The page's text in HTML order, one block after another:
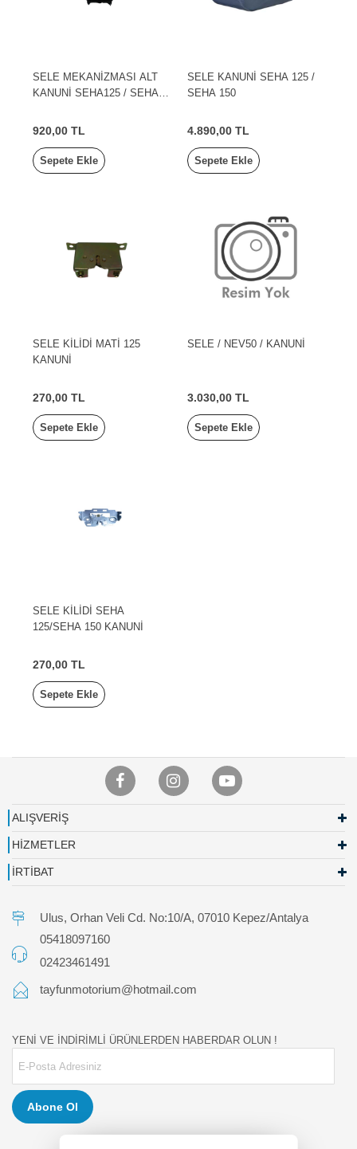
SELE MEKANİZMASI ALT
KANUNİ SEHA125 / SEHA
920,00 TL
Sepete Ekle
SELE KANUNİ SEHA 125 /
SEHA 150
4.890,00 TL
Sepete Ekle
SELE KİLİDİ MATİ 125
KANUNİ
270,00 TL
Sepete Ekle
SELE / NEV50 / KANUNİ
3.030,00 TL
Sepete Ekle
SELE KİLİDİ SEHA
125/SEHA 150 KANUNİ
270,00 TL
Sepete Ekle
ALIŞVERİŞ
HİZMETLER
İRTİBAT
Ulus, Orhan Veli Cd. No:10/A, 07010 Kepez/Antalya
05418097160
02423461491
tayfunmotorium@hotmail.com
YENİ VE İNDİRİMLİ ÜRÜNLERDEN HABERDAR OLUN !
Abone Ol